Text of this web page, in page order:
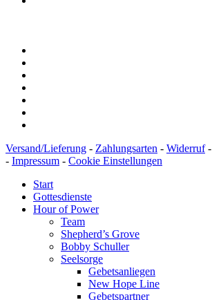
Versand/Lieferung - Zahlungsarten - Widerruf-
- Impressum - Cookie Einstellungen
Start
Gottesdienste
Hour of Power
Team
Shepherd’s Grove
Bobby Schuller
Seelsorge
Gebetsanliegen
New Hope Line
Gebetspartner